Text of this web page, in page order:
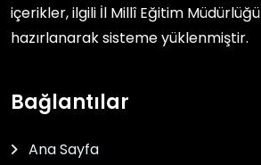
içerikler, ilgili İl Millî Eğitim Müdürlüğü
hazırlanarak sisteme yüklenmiştir.
Bağlantılar
Ana Sayfa